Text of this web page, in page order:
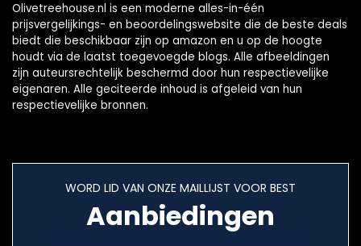
Olivetreehouse.nl is een moderne alles-in-één
prijsvergelijkings- en beoordelingswebsite die de beste deals
biedt die beschikbaar zijn op amazon en u op de hoogte
houdt via de laatst toegevoegde blogs. Alle afbeeldingen
zijn auteursrechtelijk beschermd door hun respectievelijke
eigenaren. Alle geciteerde inhoud is afgeleid van hun
respectievelijke bronnen.
WORD LID VAN ONZE MAILLIJST VOOR BEST
Aanbiedingen